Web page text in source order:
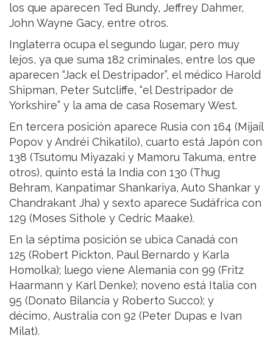
los que aparecen Ted Bundy, Jeffrey Dahmer,
John Wayne Gacy, entre otros.
Inglaterra ocupa el segundo lugar, pero muy
lejos, ya que suma 182 criminales, entre los que
aparecen “Jack el Destripador”, el médico Harold
Shipman, Peter Sutcliffe, “el Destripador de
Yorkshire” y la ama de casa Rosemary West.
En tercera posición aparece Rusia con 164 (Mijaíl
Popov y Andréi Chikatilo), cuarto está Japón con
138 (Tsutomu Miyazaki y Mamoru Takuma, entre
otros), quinto está la India con 130 (Thug
Behram, Kanpatimar Shankariya, Auto Shankar y
Chandrakant Jha) y sexto aparece Sudáfrica con
129 (Moses Sithole y Cedric Maake).
En la séptima posición se ubica Canadá con
125 (Robert Pickton, Paul Bernardo y Karla
Homolka); luego viene Alemania con 99 (Fritz
Haarmann y Karl Denke); noveno está Italia con
95 (Donato Bilancia y Roberto Succo); y
décimo, Australia con 92 (Peter Dupas e Ivan
Milat).